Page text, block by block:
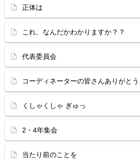
正体は
これ、なんだかわかりますか？？
代表委員会
コーディネーターの皆さんありがと
くしゃくしゃ ぎゅっ
2・4年集会
当たり前のことを